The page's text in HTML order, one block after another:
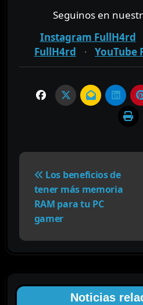
Seguinos en
Instagram FullH4rd
FullH4rd
· YouTube
N
n
Los beneficios de
tener más memoria
RAM para tu PC
gamer
Noticias